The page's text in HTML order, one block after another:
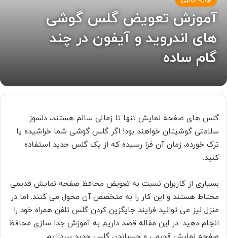
آموزش تعویض گلس گوشی
های اندروید و آیفون در چند
گام ساده
گلس های صفحه نمایش تنها تا زمانی سالم هستند، دلسوز
سلامتی گوشیتان خواهند بود! اگر گلس گوشی شما خراشیده یا
ترک خورده، زمان آن فرا رسیده که از یک گلس جدید استفاده
کنید.
بسیاری از کاربران نسبت به تعویض محافظ صفحه نمایش قدیمی
محتاط هستند و این کار را به متخصص آن محول می کنند. اما در
منزل نیز می توانید فرایند جایگزین کردن گلس تلفن همراه خود را
انجام دهید. در این مقاله قصد داریم به آموزش جدا سازی محافظ